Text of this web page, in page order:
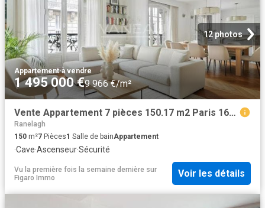
12 photos
Appartement·à vendre
1 495 000 €9 966 €/m²
Vente Appartement 7 pièces 150.17 m2 Paris 16ème
Ranelagh
150 m²7 Pièces1 Salle de bainAppartement
·Cave·Ascenseur·Sécurité
Vu la première fois la semaine dernière sur
Figaro Immo
Voir les détails